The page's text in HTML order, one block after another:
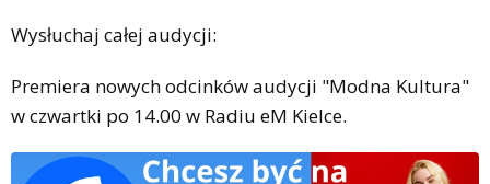
Wysłuchaj całej audycji:
Premiera nowych odcinków audycji "Modna Kultura"
w czwartki po 14.00 w Radiu eM Kielce.